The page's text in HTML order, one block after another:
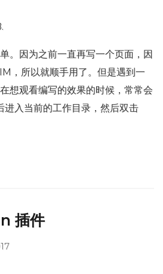
。因为之前一直再写一个页面，因
，所以就顺手用了。但是遇到一
想观看编写的效果的时候，常常会
入当前的工作目录，然后双击
插件